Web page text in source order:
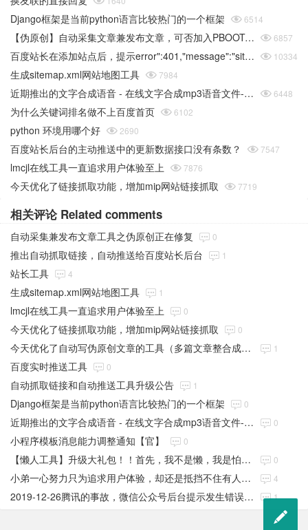
Django框架是当前python语言比较热门的一个框架  6514
【伪原创】自动采集文章兼发布文章，可否加入PBOOTCMS的采集功能  6857
百度站长在添加站点后，提示error":401,"message":"site sid is empty或者推送链接错误  10334
生成sitemap.xml网站地图工具  7984
近期推出的文字合成语音 - 在线文字合成mp3语音文件-在线工具  6448
为什么关键词排名做不上百度首页  6102
python 环境用哪个好  2690
百度站长后台的主动推送中的更新数据接口没有条数？  7547
lmcjl在线工具一直追求用户体验至上  7876
今天优化了链接抓取功能，增加mip网站链接抓取  7719
相关评论 Related comments
自动采集兼发布文章工具之伪原创正在修复 0
推出自动抓取链接，自动推送给百度站长后台 1
站长工具 4
生成sitemap.xml网站地图工具 1
lmcjl在线工具一直追求用户体验至上 0
今天优化了链接抓取功能，增加mip网站链接抓取 0
今天优化了自动写伪原创文章的工具（多篇文章整合成一篇进行伪原创的文章） 1
百度实时推送工具 0
自动抓取链接和自动推送工具升级公告 1
Django框架是当前python语言比较热门的一个框架 0
近期推出的文字合成语音 - 在线文字合成mp3语音文件-在线工具 0
小程序模板消息能力调整通知【官】 0
【懒人工具】升级大礼包！！首先，我不是懒，我是怕懒！ 0
小弟一心努力只为追求用户体验，却还是抵挡不住有人想破坏。 4
2019-12-26腾讯的事故，微信公众号后台提示发生错误，连头像链接也瘫痪了 1
